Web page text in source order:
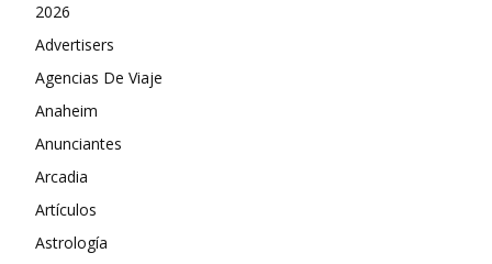
2026
Advertisers
Agencias De Viaje
Anaheim
Anunciantes
Arcadia
Artículos
Astrología